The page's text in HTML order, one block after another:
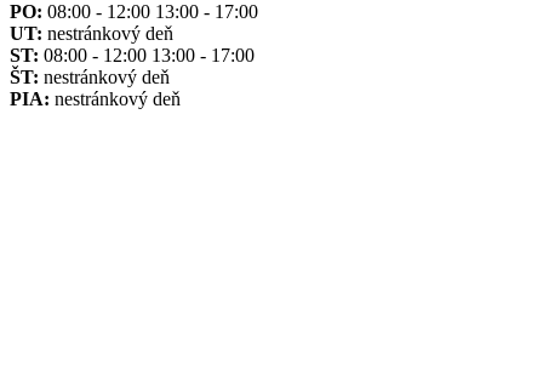
PO: 08:00 - 12:00 13:00 - 17:00
UT: nestránkový deň
ST: 08:00 - 12:00 13:00 - 17:00
ŠT: nestránkový deň
PIA: nestránkový deň